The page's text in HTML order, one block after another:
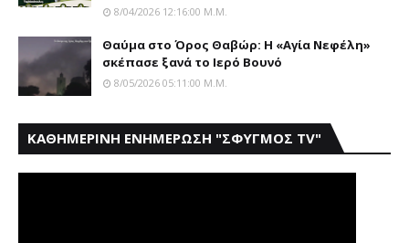
8/04/2026 12:16:00 Μ.μ.
Θαύμα στο Όρος Θαβώρ: H «Aγία Nεφέλη»
σκέπασε ξανά το Iερό Bουνό
8/05/2026 05:11:00 Μ.μ.
ΚΑΘΗΜΕΡΙΝΗ ΕΝΗΜΕΡΩΣΗ "ΣΦΥΓΜΟΣ TV"